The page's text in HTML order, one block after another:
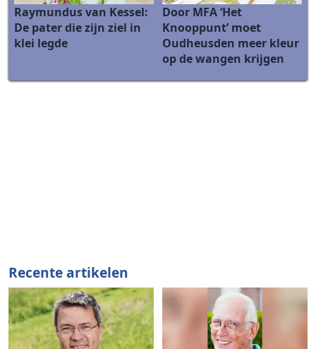
Raymundus van Kessel:
De pater die zijn ziel in
klei legde
Door MFA ‘Het
Knooppunt’ moet
Oudheusden meer kleur
op de wangen krijgen
Recente artikelen